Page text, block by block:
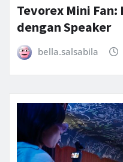
Tevorex Mini
dengan Speaker
bella.salsabila